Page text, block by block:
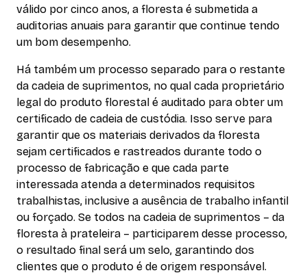
válido por cinco anos, a floresta é submetida a
auditorias anuais para garantir que continue tendo
um bom desempenho.
Há também um processo separado para o restante
da cadeia de suprimentos, no qual cada proprietário
legal do produto florestal é auditado para obter um
certificado de cadeia de custódia. Isso serve para
garantir que os materiais derivados da floresta
sejam certificados e rastreados durante todo o
processo de fabricação e que cada parte
interessada atenda a determinados requisitos
trabalhistas, inclusive a ausência de trabalho infantil
ou forçado. Se todos na cadeia de suprimentos – da
floresta à prateleira – participarem desse processo,
o resultado final será um selo, garantindo dos
clientes que o produto é de origem responsável.